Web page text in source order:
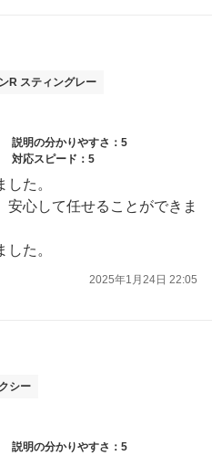
R スティングレー
説明の分かりやすさ：5
対応スピード：5
た。
心して任せることができま
た。
2025年1月24日 22:05
シー
説明の分かりやすさ：5